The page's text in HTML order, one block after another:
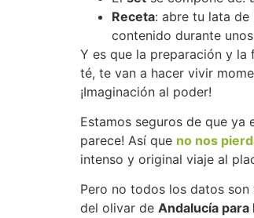
Receta: abre tu lata de
contenido durante
Y es que la preparación y
té, te van a hacer vivir
¡Imaginación al poder!
Estamos seguros de que ya
parece! Así que no nos
intenso y original viaje al
Pero no todos los datos son
del olivar de Andalucía